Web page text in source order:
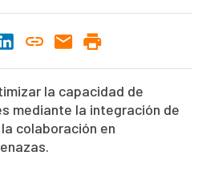
la capacidad de
mediante la integración de
colaboración en